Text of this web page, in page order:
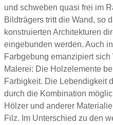
und schweben quasi frei im
Bildträgers tritt die Wand, so
konstruierten Architekturen
eingebunden werden. Auch
Farbgebung emanzipiert
Malerei: Die Holzelemente
Farbigkeit. Die Lebendigkeit
durch die Kombination
Hölzer und anderer
Filz. Im Unterschied zu den